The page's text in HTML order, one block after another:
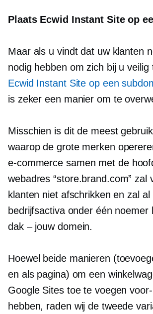
Plaats Ecwid Instant Site op
Maar als u vindt dat uw klanten
nodig hebben om zich bij u veilig
Ecwid Instant Site op een
is zeker een manier om te
Misschien is dit de meest
waarop de grote merken
e-commerce samen met de
webadres “store.brand.com” zal
klanten niet afschrikken en zal al
bedrijfsactiva onder één noemer
dak – jouwdomein.
Hoewel beide manieren
en als pagina) om een
Google Sites toe te voegen
hebben, raden wij de tweede